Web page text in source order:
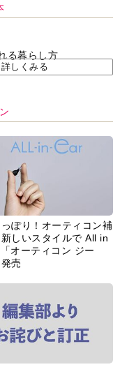
る暮らし方
詳しくみる
ぽり！オーティコン補
しいスタイルで All in
オーティコン ジー
売